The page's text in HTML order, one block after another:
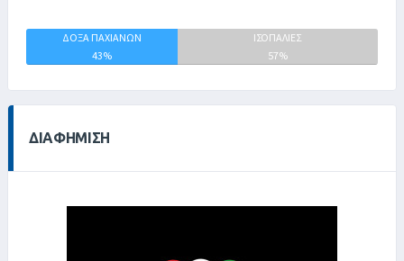
ΚΟΡΩΝΙΣΔΟΞΑ ΠΑΧΙΑΝΩΝ
43%
ΙΣΟΠΑΛΙΕΣ
57%
ΔΙΑΦΉΜΙΣΗ